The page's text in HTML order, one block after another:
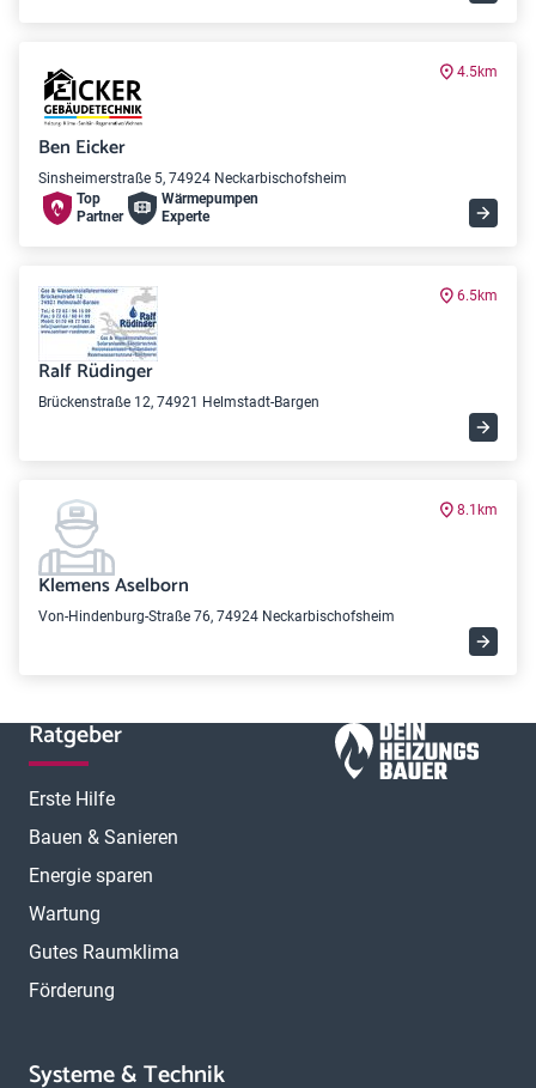
4.5km
Ben Eicker
Sinsheimerstraße 5, 74924 Neckarbischofsheim
Top
Partner
Wärme­pumpen
Experte
6.5km
Ralf Rüdinger
Brückenstraße 12, 74921 Helmstadt-Bargen
8.1km
Klemens Aselborn
Von-Hindenburg-Straße 76, 74924 Neckarbischofsheim
Ratgeber
Erste Hilfe
Bauen & Sanieren
Energie sparen
Wartung
Gutes Raumklima
Förderung
Systeme & Technik